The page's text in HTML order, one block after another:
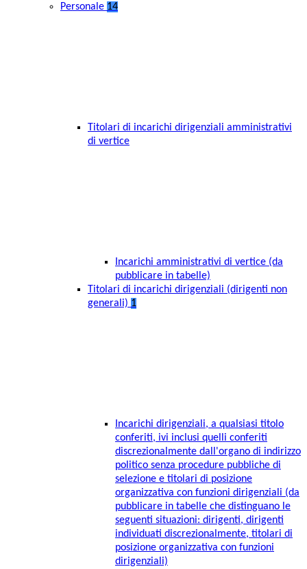
Personale 14
Titolari di incarichi dirigenziali amministrativi
di vertice
Incarichi amministrativi di vertice (da
pubblicare in tabelle)
Titolari di incarichi dirigenziali (dirigenti non
generali) 1
Incarichi dirigenziali, a qualsiasi titolo
conferiti, ivi inclusi quelli conferiti
discrezionalmente dall'organo di indirizzo
politico senza procedure pubbliche di
selezione e titolari di posizione
organizzativa con funzioni dirigenziali (da
pubblicare in tabelle che distinguano le
seguenti situazioni: dirigenti, dirigenti
individuati discrezionalmente, titolari di
posizione organizzativa con funzioni
dirigenziali)